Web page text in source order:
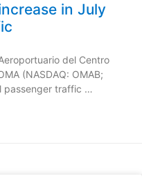
in July
del Centro
(NASDAQ: OMAB;
passenger traffic …